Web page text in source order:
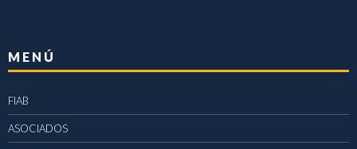
MENÚ
FIAB
ASOCIADOS